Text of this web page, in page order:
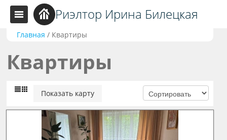
Риэлтор Ирина Билецкая
Главная / Квартиры
Квартиры
Показать карту